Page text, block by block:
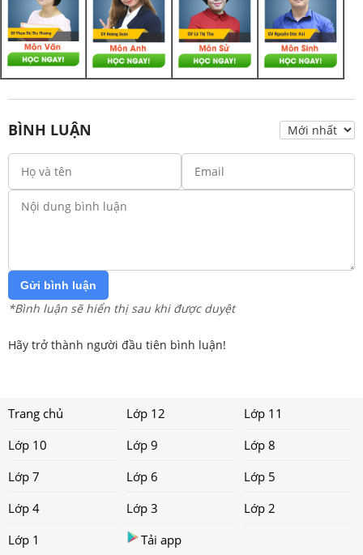
BÌNH LUẬN
Gửi bình luận
*Bình luận sẽ hiển thị sau khi được duyệt
Hãy trở thành người đầu tiên bình luận!
Trang chủ Lớp 12
Lớp 11
Lớp 10
Lớp 9
Lớp 8
Lớp 7
Lớp 6
Lớp 5
Lớp 4
Lớp 3
Lớp 2
Lớp 1
Tải app